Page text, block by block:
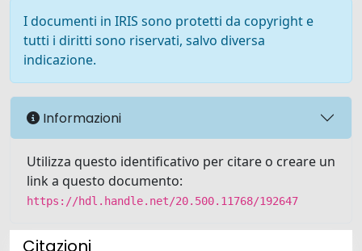
I documenti in IRIS sono protetti da copyright e
tutti i diritti sono riservati, salvo diversa
indicazione.
Informazioni
Utilizza questo identificativo per citare o creare un
link a questo documento:
https://hdl.handle.net/20.500.11768/192647
Citazioni